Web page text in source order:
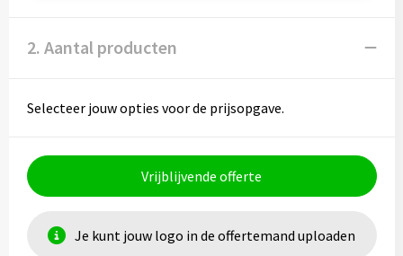
2. Aantal producten
Selecteer jouw opties voor de prijsopgave.
Vrijblijvende offerte
Je kunt jouw logo in de offertemand uploaden